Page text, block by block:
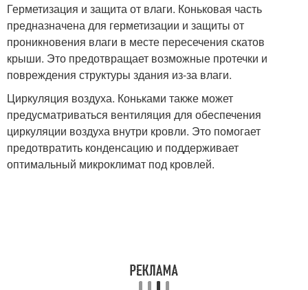
Герметизация и защита от влаги. Коньковая часть
предназначена для герметизации и защиты от
проникновения влаги в месте пересечения скатов
крыши. Это предотвращает возможные протечки и
повреждения структуры здания из-за влаги.
Циркуляция воздуха. Коньками также может
предусматриваться вентиляция для обеспечения
циркуляции воздуха внутри кровли. Это помогает
предотвратить конденсацию и поддерживает
оптимальный микроклимат под кровлей.